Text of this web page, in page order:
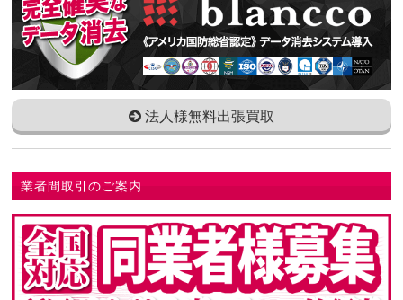
法人様無料出張買取
業者間取引のご案内